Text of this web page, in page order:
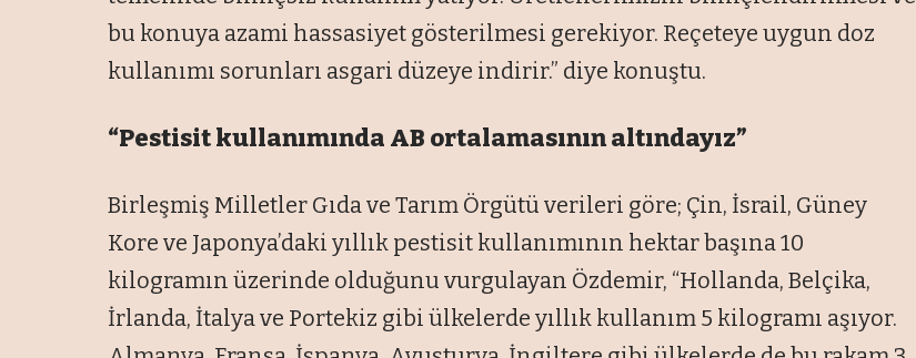
bu konuya azami hassasiyet gösterilmesi gerekiyor. Reçeteye uygun doz
kullanımı sorunları asgari düzeye indirir.” diye konuştu.
“Pestisit kullanımında AB ortalamasının altındayız”
Birleşmiş Milletler Gıda ve Tarım Örgütü verileri göre; Çin, İsrail, Güney
Kore ve Japonya’daki yıllık pestisit kullanımının hektar başına 10
kilogramın üzerinde olduğunu vurgulayan Özdemir, “Hollanda, Belçika,
İrlanda, İtalya ve Portekiz gibi ülkelerde yıllık kullanım 5 kilogramı aşıyor.